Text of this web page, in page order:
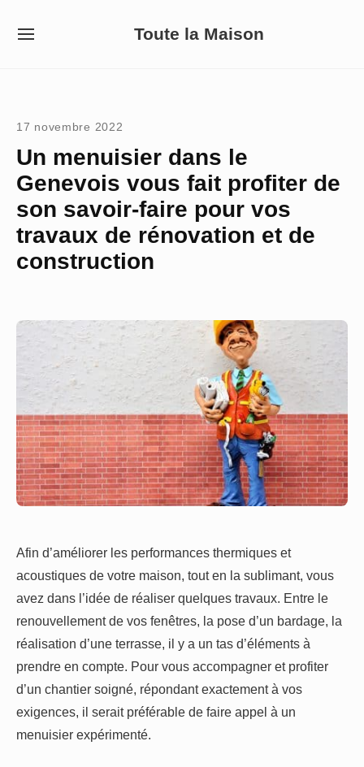
Toute la Maison
SITE
17 novembre 2022
Un menuisier dans le
Genevois vous fait profiter de
son savoir-faire pour vos
travaux de rénovation et de
construction
Afin d’améliorer les performances thermiques et
acoustiques de votre maison, tout en la sublimant, vous
avez dans l’idée de réaliser quelques travaux. Entre le
renouvellement de vos fenêtres, la pose d’un bardage, la
réalisation d’une terrasse, il y a un tas d’éléments à
prendre en compte. Pour vous accompagner et profiter
d’un chantier soigné, répondant exactement à vos
exigences, il serait préférable de faire appel à un
menuisier expérimenté.